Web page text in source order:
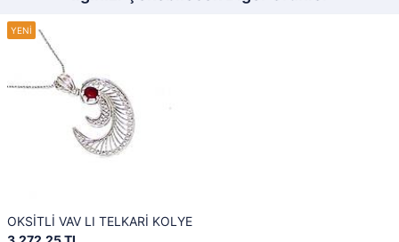
OKSİTLİ VAV LI TELKARİ KOLYE